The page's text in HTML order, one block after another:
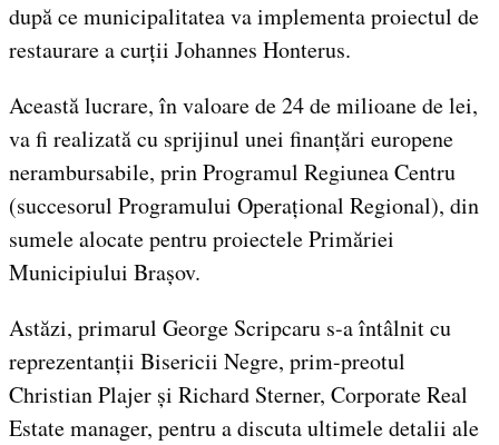
după ce municipalitatea va implementa proiectul de
restaurare a curții Johannes Honterus.
Această lucrare, în valoare de 24 de milioane de lei,
va fi realizată cu sprijinul unei finanțări europene
nerambursabile, prin Programul Regiunea Centru
(succesorul Programului Operațional Regional), din
sumele alocate pentru proiectele Primăriei
Municipiului Brașov.
Astăzi, primarul George Scripcaru s-a întâlnit cu
reprezentanții Bisericii Negre, prim-preotul
Christian Plajer și Richard Sterner, Corporate Real
Estate manager, pentru a discuta ultimele detalii ale